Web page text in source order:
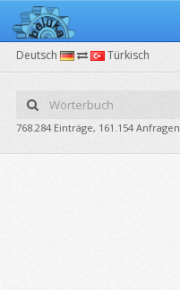
Deutsch Türkisch
768.284 Einträge, 161.154 Anfragen